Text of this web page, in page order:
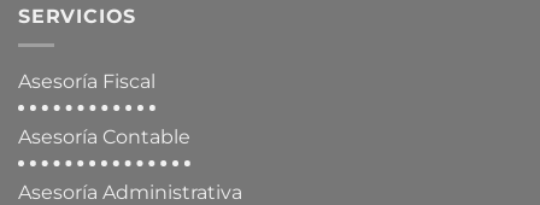
SERVICIOS
Asesoría Fiscal
Asesoría Contable
Asesoría Administrativa